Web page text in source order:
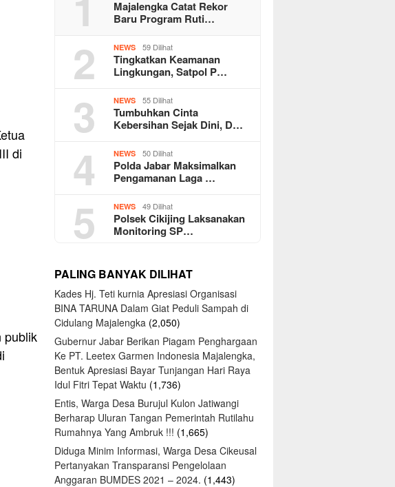
di
publik
Majalengka Catat Rekor
Baru Program Ruti…
2 NEWS 59 Dilihat
Tingkatkan Keamanan
Lingkungan, Satpol P…
3 NEWS 55 Dilihat
Tumbuhkan Cinta
Kebersihan Sejak Dini, D…
4 NEWS 50 Dilihat
Polda Jabar Maksimalkan
Pengamanan Laga …
5 NEWS 49 Dilihat
Polsek Cikijing Laksanakan
Monitoring SP…
PALING BANYAK DILIHAT
Kades Hj. Teti kurnia Apresiasi Organisasi
BINA TARUNA Dalam Giat Peduli Sampah di
Cidulang Majalengka (2,050)
Gubernur Jabar Berikan Piagam Penghargaan
Ke PT. Leetex Garmen Indonesia Majalengka,
Bentuk Apresiasi Bayar Tunjangan Hari Raya
Idul Fitri Tepat Waktu (1,736)
Entis, Warga Desa Burujul Kulon Jatiwangi
Berharap Uluran Tangan Pemerintah Rutilahu
Rumahnya Yang Ambruk !!! (1,665)
Diduga Minim Informasi, Warga Desa Cikeusal
Pertanyakan Transparansi Pengelolaan
Anggaran BUMDES 2021 – 2024. (1,443)